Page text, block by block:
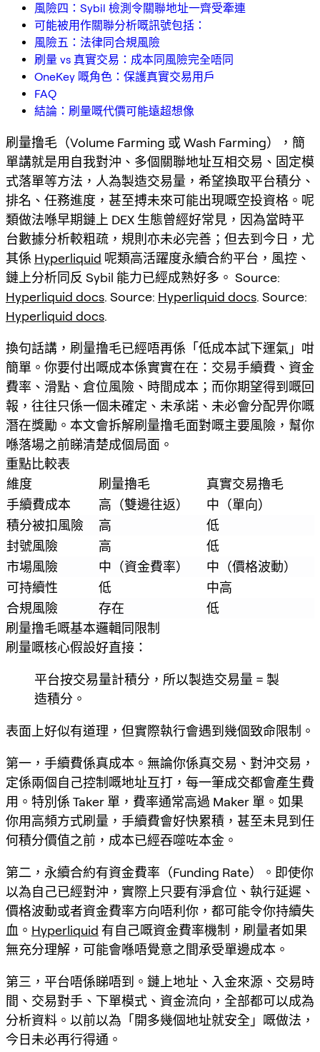
風險四：Sybil 檢測令關聯地址一齊受牽連
可能被用作關聯分析嘅訊號包括：
風險五：法律同合規風險
刷量 vs 真實交易：成本同風險完全唔同
OneKey 嘅角色：保護真實交易用戶
FAQ
結論：刷量嘅代價可能遠超想像
刷量撸毛（Volume Farming 或 Wash Farming），簡
單講就是用自我對沖、多個關聯地址互相交易、固定模
式落單等方法，人為製造交易量，希望換取平台積分、
排名、任務進度，甚至搏未來可能出現嘅空投資格。呢
類做法喺早期鏈上 DEX 生態曾經好常見，因為當時平
台數據分析較粗疏，規則亦未必完善；但去到今日，尤
其係 Hyperliquid 呢類高活躍度永續合約平台，風控、
鏈上分析同反 Sybil 能力已經成熟好多。 Source:
Hyperliquid docs. Source: Hyperliquid docs. Source:
Hyperliquid docs.
換句話講，刷量撸毛已經唔再係「低成本試下運氣」咁
簡單。你要付出嘅成本係實實在在：交易手續費、資金
費率、滑點、倉位風險、時間成本；而你期望得到嘅回
報，往往只係一個未確定、未承諾、未必會分配畀你嘅
潛在獎勵。本文會拆解刷量撸毛面對嘅主要風險，幫你
喺落場之前睇清楚成個局面。
重點比較表
維度
刷量擼毛
真實交易擼毛
手續費成本
高（雙邊往返）
中（單向）
積分被扣風險
高
低
封號風險
高
低
市場風險
中（資金費率）
中（價格波動）
可持續性
低
中高
合規風險
存在
低
刷量撸毛嘅基本邏輯同限制
刷量嘅核心假設好直接：
平台按交易量計積分，所以製造交易量 = 製
造積分。
表面上好似有道理，但實際執行會遇到幾個致命限制。
第一，手續費係真成本。無論你係真交易、對沖交易，
定係兩個自己控制嘅地址互打，每一筆成交都會產生費
用。特別係 Taker 單，費率通常高過 Maker 單。如果
你用高頻方式刷量，手續費會好快累積，甚至未見到任
何積分價值之前，成本已經吞噬咗本金。
第二，永續合約有資金費率（Funding Rate）。即使你
以為自己已經對沖，實際上只要有淨倉位、執行延遲、
價格波動或者資金費率方向唔利你，都可能令你持續失
血。 Hyperliquid 有自己嘅資金費率機制，刷量者如果
無充分理解，可能會喺唔覺意之間承受單邊成本。
第三，平台唔係睇唔到。鏈上地址、入金來源、交易時
間、交易對手、下單模式、資金流向，全部都可以成為
分析資料。以前以為「開多幾個地址就安全」嘅做法，
今日未必再行得通。